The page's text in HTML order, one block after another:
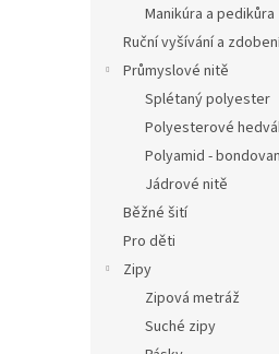
Manikúra a pedikůra
Ruční vyšívání a
Průmyslové nitě
Splétaný polyester
Polyesterové
Polyamid -
Jádrové nitě
Běžné šití
Pro děti
Zipy
Zipová metráž
Suché zipy